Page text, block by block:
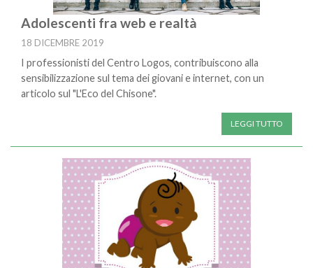
Adolescenti fra web e realtà
18 DICEMBRE 2019
I professionisti del Centro Logos, contribuiscono alla
sensibilizzazione sul tema dei giovani e internet, con un
articolo sul "L'Eco del Chisone".
LEGGI TUTTO